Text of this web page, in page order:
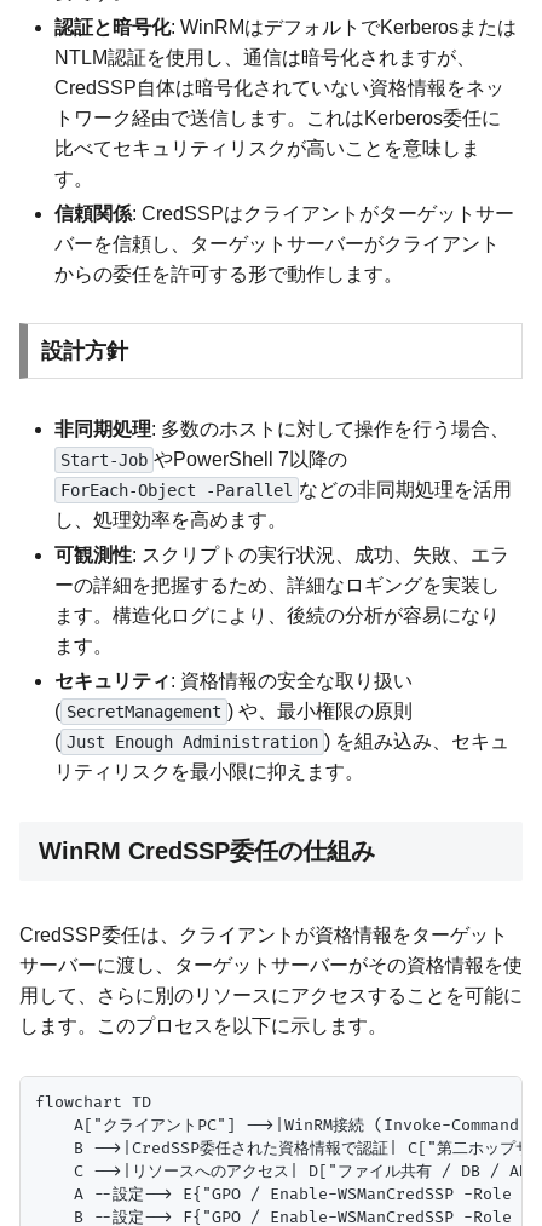
認証と暗号化: WinRMはデフォルトでKerberosまたは
NTLM認証を使用し、通信は暗号化されますが、
CredSSP自体は暗号化されていない資格情報をネッ
トワーク経由で送信します。これはKerberos委任に
比べてセキュリティリスクが高いことを意味しま
す。
信頼関係: CredSSPはクライアントがターゲットサー
バーを信頼し、ターゲットサーバーがクライアント
からの委任を許可する形で動作します。
設計方針
非同期処理: 多数のホストに対して操作を行う場合、
Start-Job やPowerShell 7以降の
ForEach-Object -Parallel などの非同期処理を活用
し、処理効率を高めます。
可観測性: スクリプトの実行状況、成功、失敗、エラ
ーの詳細を把握するため、詳細なロギングを実装し
ます。構造化ログにより、後続の分析が容易になり
ます。
セキュリティ: 資格情報の安全な取り扱い
( SecretManagement ) や、最小権限の原則
( Just Enough Administration ) を組み込み、セキュ
リティリスクを最小限に抑えます。
WinRM CredSSP委任の仕組み
CredSSP委任は、クライアントが資格情報をターゲット
サーバーに渡し、ターゲットサーバーがその資格情報を使
用して、さらに別のリソースにアクセスすることを可能に
します。このプロセスを以下に示します。
flowchart TD
A["クライアントPC"] -->|WinRM接続 (Invoke-Command)|
B -->|CredSSP委任された資格情報で認証| C["第二ホップサ
C -->|リソースへのアクセス| D["ファイル共有 / DB / AD
A --設定--> E{"GPO / Enable-WSManCredSSP -Role